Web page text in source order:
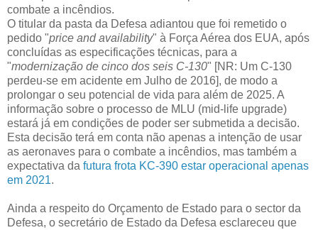
combate a incêndios.
O titular da pasta da Defesa adiantou que foi remetido o
pedido "price and availability" à Força Aérea dos EUA, após
concluídas as especificações técnicas, para a
"modernização de cinco dos seis C-130" [NR: Um C-130
perdeu-se em acidente em Julho de 2016], de modo a
prolongar o seu potencial de vida para além de 2025. A
informação sobre o processo de MLU (mid-life upgrade)
estará já em condições de poder ser submetida a decisão.
Esta decisão terá em conta não apenas a intenção de usar
as aeronaves para o combate a incêndios, mas também a
expectativa da futura frota KC-390 estar operacional apenas
em 2021.
Ainda a respeito do Orçamento de Estado para o sector da
Defesa, o secretário de Estado da Defesa esclareceu que